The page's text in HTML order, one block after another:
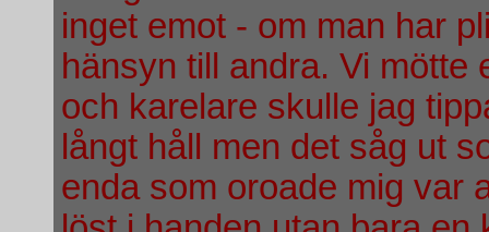
inget emot - om man har
hänsyn till andra. Vi mötte
och karelare skulle jag
långt håll men det såg ut
enda som oroade mig var